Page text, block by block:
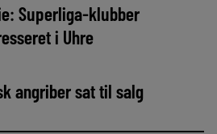
Superliga-klubber
i Uhre
angriber sat til salg